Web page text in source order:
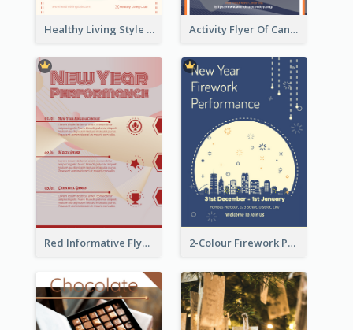
Healthy Living Style Flyer In Warm Colour Tone Activity Flyer Of Cancer Talk In Dark Colour Tone
Red Informative Flyers With Simple Graphics 2-Colour Firework Performance With City Background